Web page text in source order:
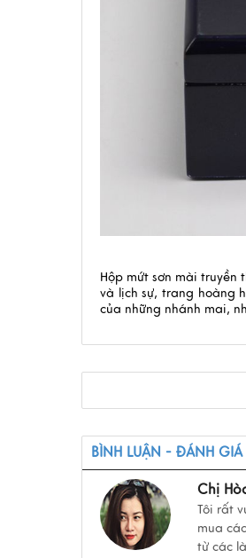
Hộp mứt sơn mài
và lịch sự, trang hoàng
của những nhánh mai,
BÌNH LUẬN - ĐÁNH GIÁ
Chị
Tôi rất
mua
từ các